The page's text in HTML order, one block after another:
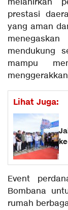
melahirkan
prestasi
yang aman
mendukung
mampu
Lihat Juga:
Event
Bombana
rumah